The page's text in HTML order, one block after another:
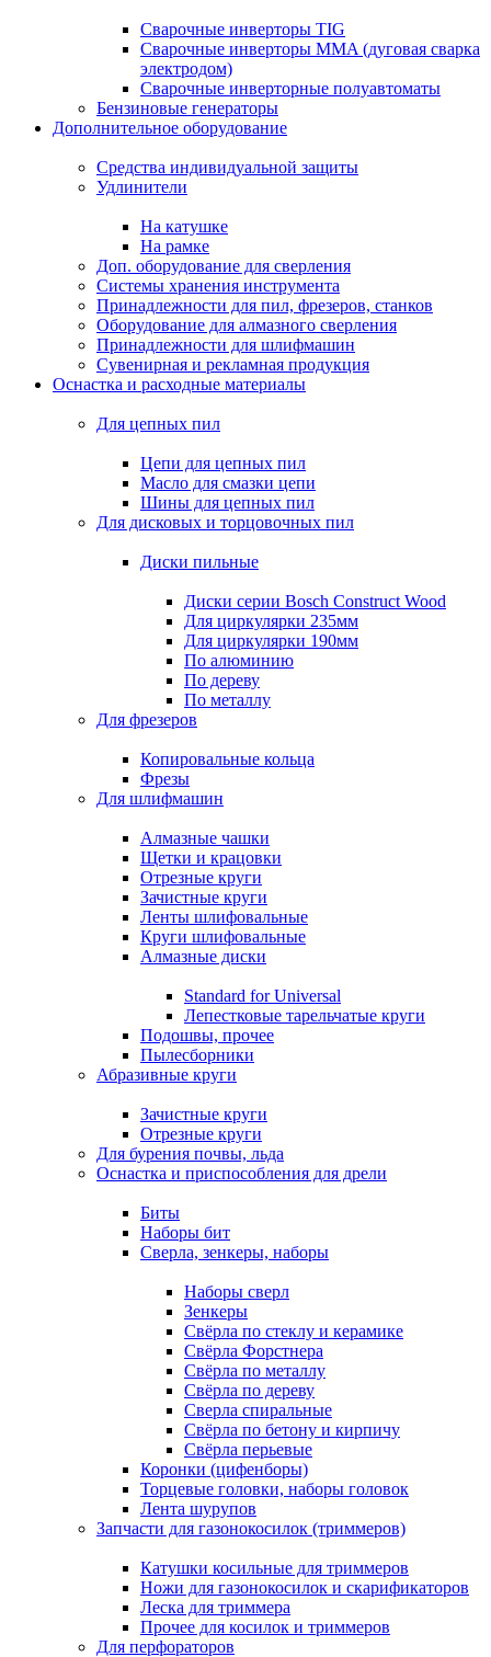
Сварочные инверторы TIG
Сварочные инверторы MMA (дуговая сварка
электродом)
Сварочные инверторные полуавтоматы
Бензиновые генераторы
Дополнительное оборудование
Средства индивидуальной защиты
Удлинители
На катушке
На рамке
Доп. оборудование для сверления
Системы хранения инструмента
Принадлежности для пил, фрезеров, станков
Оборудование для алмазного сверления
Принадлежности для шлифмашин
Сувенирная и рекламная продукция
Оснастка и расходные материалы
Для цепных пил
Цепи для цепных пил
Масло для смазки цепи
Шины для цепных пил
Для дисковых и торцовочных пил
Диски пильные
Диски серии Bosch Construct Wood
Для циркулярки 235мм
Для циркулярки 190мм
По алюминию
По дереву
По металлу
Для фрезеров
Копировальные кольца
Фрезы
Для шлифмашин
Алмазные чашки
Щетки и крацовки
Отрезные круги
Зачистные круги
Ленты шлифовальные
Круги шлифовальные
Алмазные диски
Standard for Universal
Лепестковые тарельчатые круги
Подошвы, прочее
Пылесборники
Абразивные круги
Зачистные круги
Отрезные круги
Для бурения почвы, льда
Оснастка и приспособления для дрели
Биты
Наборы бит
Сверла, зенкеры, наборы
Наборы сверл
Зенкеры
Свёрла по стеклу и керамике
Свёрла Форстнера
Свёрла по металлу
Свёрла по дереву
Сверла спиральные
Свёрла по бетону и кирпичу
Свёрла перьевые
Коронки (цифенборы)
Торцевые головки, наборы головок
Лента шурупов
Запчасти для газонокосилок (триммеров)
Катушки косильные для триммеров
Ножи для газонокосилок и скарификаторов
Леска для триммера
Прочее для косилок и триммеров
Для перфораторов